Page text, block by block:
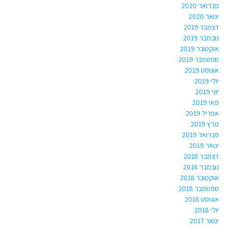
פברואר 2020
ינואר 2020
דצמבר 2019
נובמבר 2019
אוקטובר 2019
ספטמבר 2019
אוגוסט 2019
יולי 2019
יוני 2019
מאי 2019
אפריל 2019
מרץ 2019
פברואר 2019
ינואר 2019
דצמבר 2018
נובמבר 2018
אוקטובר 2018
ספטמבר 2018
אוגוסט 2018
יולי 2018
ינואר 2017